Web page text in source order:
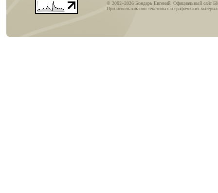
© 2002–2026 Бондарь Евгений. Официальный сайт
При использовании текстовых и графических